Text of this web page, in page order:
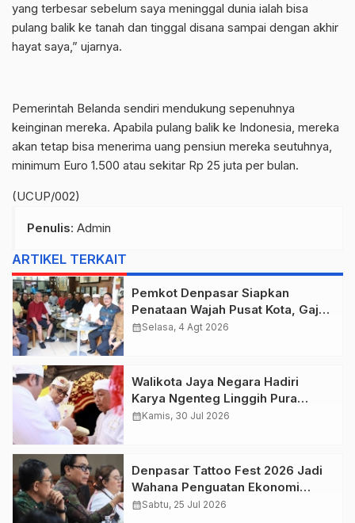
yang terbesar sebelum saya meninggal dunia ialah bisa
pulang balik ke tanah dan tinggal disana sampai dengan akhir
hayat saya,” ujarnya.
Pemerintah Belanda sendiri mendukung sepenuhnya
keinginan mereka. Apabila pulang balik ke Indonesia, mereka
akan tetap bisa menerima uang pensiun mereka seutuhnya,
minimum Euro 1.500 atau sekitar Rp 25 juta per bulan.
(UCUP/002)
Penulis: Admin
ARTIKEL TERKAIT
Pemkot Denpasar Siapkan
Penataan Wajah Pusat Kota, Gajah
Mada Jadi Salah Satu Kawasan
calendar_monthSelasa, 4 Agt 2026
Walikota Jaya Negara Hadiri
Karya Ngenteg Linggih Pura
Gunung Sari Desa Adat Peraupan
calendar_monthKamis, 30 Jul 2026
Denpasar Tattoo Fest 2026 Jadi
Wahana Penguatan Ekonomi
Kreatif Kota.
calendar_monthSabtu, 25 Jul 2026